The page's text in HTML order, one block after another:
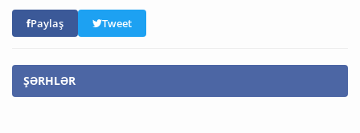
Paylaş Tweet
ŞƏRHLƏR